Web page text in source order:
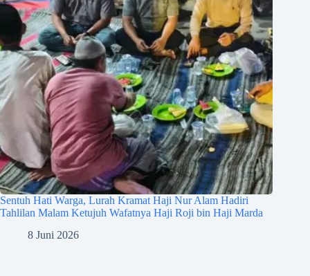
Sentuh Hati Warga, Lurah Kramat Haji Nur Alam Hadiri
Tahlilan Malam Ketujuh Wafatnya Haji Roji bin Haji Marda
8 Juni 2026